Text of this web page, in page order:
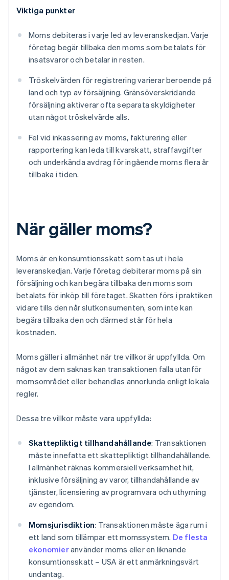
Viktiga punkter
Moms debiteras i varje led av leveranskedjan. Varje
företag begär tillbaka den moms som betalats för
insatsvaror och betalar in resten.
Tröskelvärden för registrering varierar beroende på
land och typ av försäljning. Gränsöverskridande
försäljning aktiverar ofta separata skyldigheter
utan något tröskelvärde alls.
Fel vid inkassering av moms, fakturering eller
rapportering kan leda till kvarskatt, straffavgifter
och underkända avdrag för ingående moms flera år
tillbaka i tiden.
När gäller moms?
Moms är en konsumtionsskatt som tas ut i hela
leveranskedjan. Varje företag debiterar moms på sin
försäljning och kan begära tillbaka den moms som
betalats för inköp till företaget. Skatten förs i praktiken
vidare tills den når slutkonsumenten, som inte kan
begära tillbaka den och därmed står för hela
kostnaden.
Moms gäller i allmänhet när tre villkor är uppfyllda. Om
något av dem saknas kan transaktionen falla utanför
momsområdet eller behandlas annorlunda enligt lokala
regler.
Dessa tre villkor måste vara uppfyllda:
Skattepliktigt tillhandahållande: Transaktionen
måste innefatta ett skattepliktigt tillhandahållande.
I allmänhet räknas kommersiell verksamhet hit,
inklusive försäljning av varor, tillhandahållande av
tjänster, licensiering av programvara och uthyrning
av egendom.
Momsjurisdiktion: Transaktionen måste äga rum i
ett land som tillämpar ett momssystem. De flesta
ekonomieranvänder moms eller en liknande
konsumtionsskatt – USA är ett anmärkningsvärt
undantag.